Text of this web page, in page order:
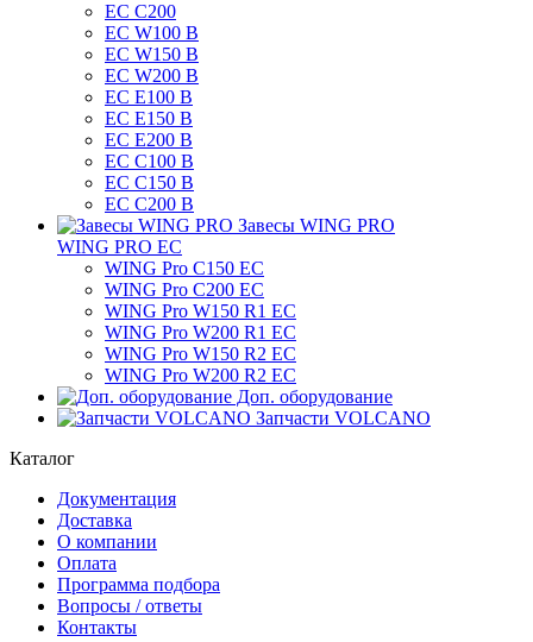
ЕС C200
ЕС W100 B
ЕС W150 B
ЕС W200 B
ЕС E100 B
ЕС E150 B
ЕС E200 B
ЕС C100 B
EC C150 B
ЕС C200 B
Завесы WING PRO
WING PRO EC
WING Pro C150 EC
WING Pro C200 EC
WING Pro W150 R1 EC
WING Pro W200 R1 EC
WING Pro W150 R2 EC
WING Pro W200 R2 EC
Доп. оборудование
Запчасти VOLCANO
Каталог
Документация
Доставка
О компании
Оплата
Программа подбора
Вопросы / ответы
Контакты